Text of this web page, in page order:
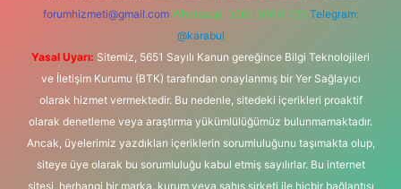
forumhizmeti@gmail.com Whatsapp: 0262 606 0 726 Telegram:
@karabul
Yasal Uyarı: Sitemiz, 5651 Sayılı Kanun gereğince Bilgi Teknolojileri
ve İletişim Kurumu (BTK) tarafından onaylanmış bir Yer Sağlayıcı
olarak hizmet vermektedir. Bu nedenle, sitedeki içerikleri proaktif
olarak denetleme veya araştırma yükümlülüğümüz bulunmamaktadır.
Ancak, üyelerimiz yazdıkları içeriklerin sorumluluğunu taşımakta olup,
siteye üye olarak bu sorumluluğu kabul etmiş sayılırlar. Bu internet
sitesi, herhangi bir marka, kurum veya şahıs şirketi ile hiçbir bağlantısı